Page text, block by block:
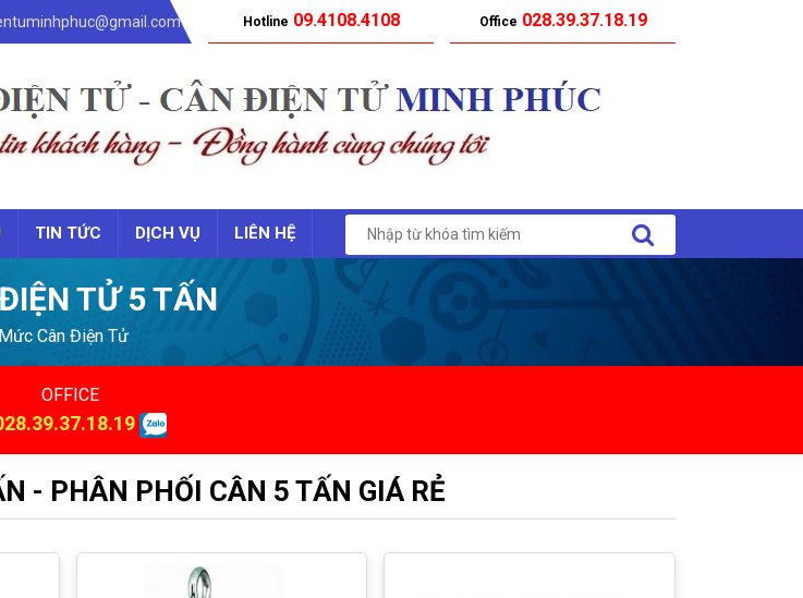
Hotline 09.4108.4108 Office 028.39.37.18.19
TIN TỨC DỊCH VỤ LIÊN HỆ
TỬ 5 TẤN
Mức Cân Điện Tử
OFFICE
- PHÂN PHỐI CÂN 5 TẤN GIÁ RẺ